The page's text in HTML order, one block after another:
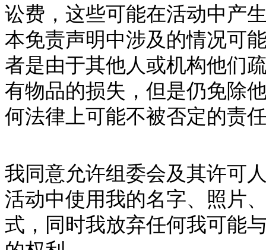
讼费，这些可能在活动中产
本免责声明中涉及的情况可
者是由于其他人或机构他们
有物品的损失，但是仍免除
何法律上可能不被否定的责
我同意允许组委会及其许可
活动中使用我的名字、照片
式，同时我放弃任何我可能